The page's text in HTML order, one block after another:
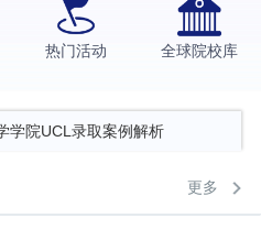
热门活动 全球院校库
学背景，成功斩获英国名校多份
学背景成功斩获爱丁堡大学经济学
学院UCL录取案例解析
与公共事务硕士录取
菲尔德：低均分逆袭QS百强金
更多